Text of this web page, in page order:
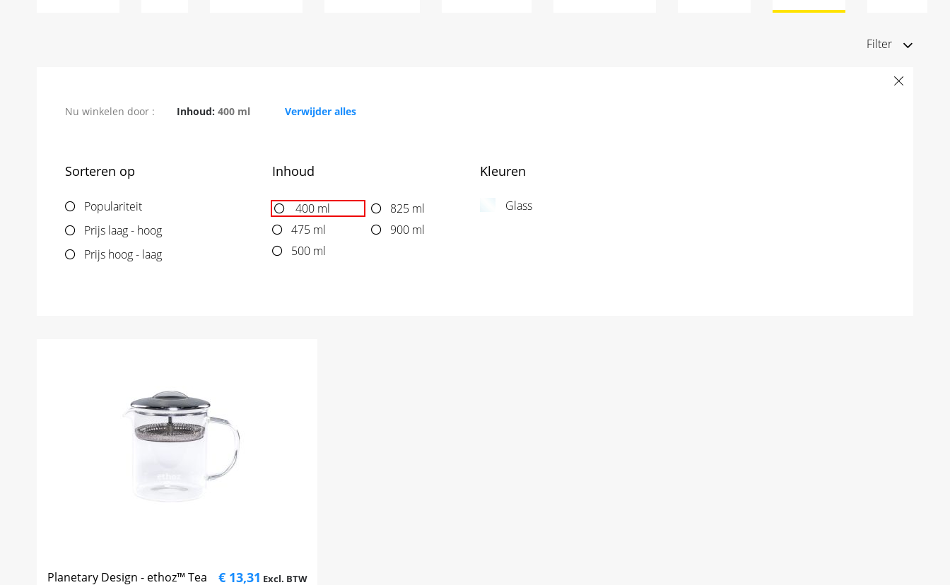
Filter
Nu winkelen door Inhoud 400 ml
Verwijder dit item Verwijder alles
Sorteren op
Populariteit
Prijs laag - hoog
Prijs hoog - laag
Inhoud
400 ml
475 ml
500 ml
825 ml
900 ml
Kleuren
Glass
Planetary Design - ethoz™ Tea
€ 13,31